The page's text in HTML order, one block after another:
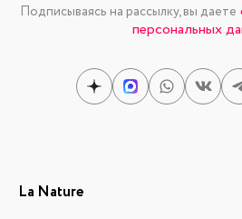
Подписываясь на рассылку, вы даете
персональных
La Nature